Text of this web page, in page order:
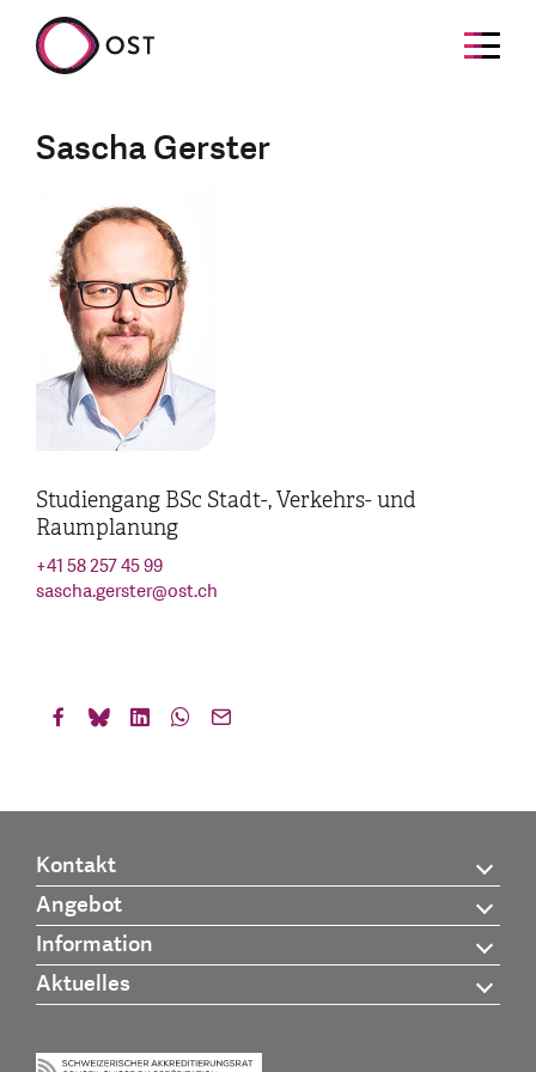
Sascha Gerster
Studiengang BSc Stadt-, Verkehrs- und
Raumplanung
+41 58 257 45 99
sascha.gerster@ost.ch
Kontakt
Angebot
Information
Aktuelles